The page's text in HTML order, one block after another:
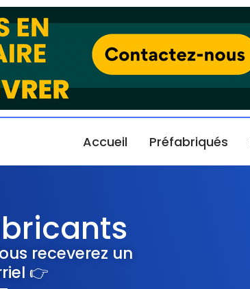
Accueil Préfabriqués
receverez un
👉